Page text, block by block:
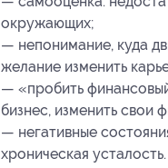
окружающих;
— непонимание, куда
желание изменить
— «пробить
бизнес, изменить свои
— негативные
хроническая усталость.